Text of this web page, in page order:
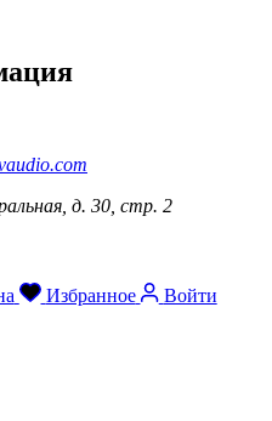
д. 30, стр. 2
Избранное Войти